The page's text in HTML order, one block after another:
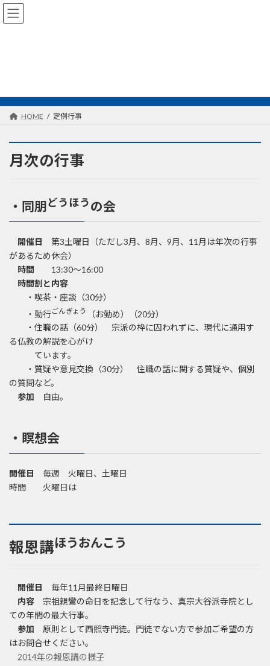
コ
ン
ナ
ビ
HOME 定例行事
月次の行事
・同朋どうほうの会
開催日
第3土曜日（ただし3月、8月、9月、11月は年次の行事
があるため休会）
時間
13:30～16:00
時間割と内容
・喫茶・座談（30分）
・勤行ごんぎょう
（お勤め）（20分）
・住職の話（60分） 宗派の枠に囚われずに、現代に通用す
る仏教の解説を心がけ
ています。
・質疑や意見交換（30分） 住職の話に関する質疑や、個別
の質問など。
参加 自由。
・瞑想会
開催日
毎週 火曜日、土曜日
時間 火曜日は
報恩講ほうおんこう
開催日
毎年11月最終日曜日
内容 宗祖親鸞の命日を記念して行なう、真宗大谷派寺院とし
ての年間の最大行事。
参加 原則として西照寺門徒。門徒でない方で参加ご希望の方
はお問合せください。
2014年の報恩講の様子